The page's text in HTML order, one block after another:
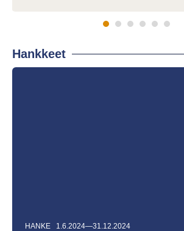
Hankkeet
HANKE 1.6.2024—31.12.2024